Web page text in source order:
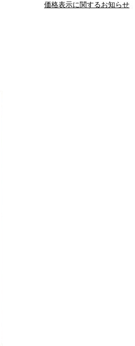
夫との関係
新津春子 どか食い
価格表示に関するお知らせ